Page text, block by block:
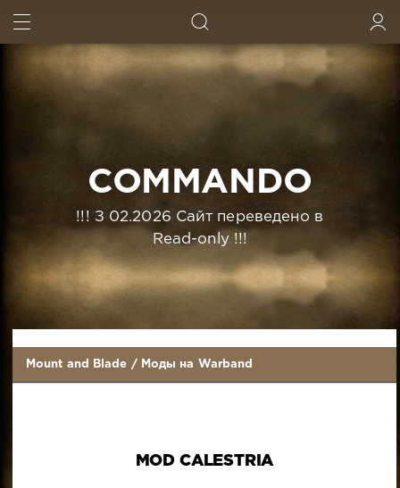
COMMANDO
!!! З 02.2026 Сайт переведено в
Read-only !!!
Mount and Blade / Моды на Warband
MOD CALESTRIA